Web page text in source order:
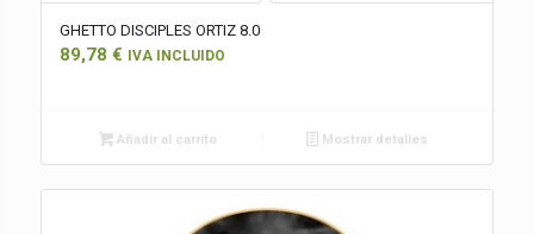
GHETTO DISCIPLES ORTIZ 8.0
89,78 € IVA INCLUIDO
Añadir al carrito Mostrar detalles